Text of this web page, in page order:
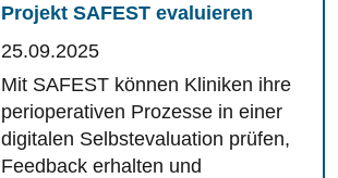
Projekt SAFEST evaluieren
25.09.2025
Mit SAFEST können Kliniken ihre
perioperativen Prozesse in einer
digitalen Selbstevaluation prüfen,
Feedback erhalten und